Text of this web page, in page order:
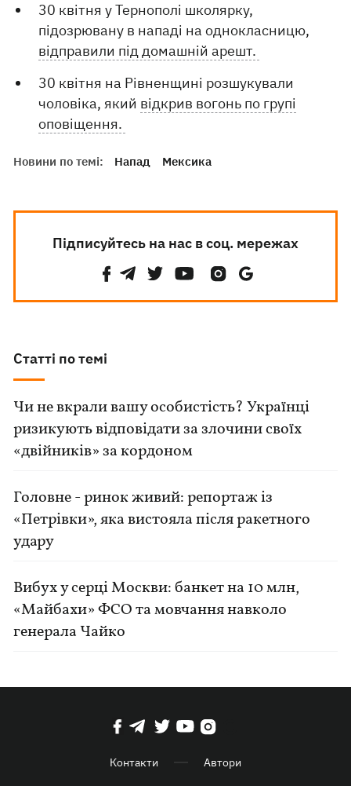
30 квітня у Тернополі школярку,
підозрювану в нападі на однокласницю,
відправили під домашній арешт.
30 квітня на Рівненщині розшукували
чоловіка, який відкрив вогонь по групі
оповіщення.
Новини по темі: Напад Мексика
Підписуйтесь на нас в соц. мережах
Статті по темі
Чи не вкрали вашу особистість? Українці
ризикують відповідати за злочини своїх
«двійників» за кордоном
Головне - ринок живий: репортаж із
«Петрівки», яка вистояла після ракетного
удару
Вибух у серці Москви: банкет на 10 млн,
«Майбахи» ФСО та мовчання навколо
генерала Чайко
Контакти Автори